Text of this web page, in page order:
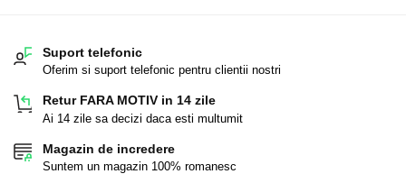
Suport telefonic
Oferim si suport telefonic pentru clientii nostri
Retur FARA MOTIV in 14 zile
Ai 14 zile sa decizi daca esti multumit
Magazin de incredere
Suntem un magazin 100% romanesc